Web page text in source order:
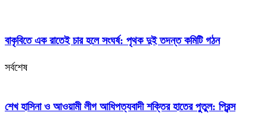
বাকৃবিতে এক রাতেই চার হলে সংঘর্ষ: পৃথক দুই তদন্ত কমিটি গঠন
সর্বশেষ
শেখ হাসিনা ও আওয়ামী লীগ আধিপত্যবাদী শক্তির হাতের পুতুল: প্রিন্স